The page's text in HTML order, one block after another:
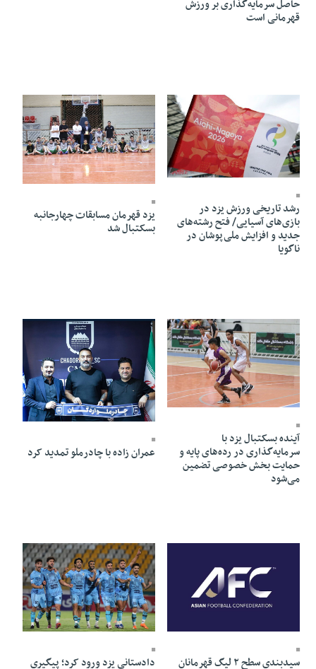
حاصل سرمایه‌گذاری بر ورزش
قهرمانی است
03 Mordad 1405 - 11:55
رشد تاریخی ورزش یزد در
بازی‌های آسیایی/ فتح رشته‌های
جدید و افزایش ملی‌پوشان در
ناگویا
02 Mordad 1405 - 20:53
یزد قهرمان مسابقات چهارجانبه
بسکتبال شد
02 Mordad 1405 - 20:51
آینده بسکتبال یزد با
سرمایه‌گذاری در رده‌های پایه و
حمایت بخش خصوصی تضمین
می‌شود
01 Mordad 1405 - 20:10
عمران زاده با چادرملو تمدید کرد
سیدبندی سطح ۲ لیگ قهرمانان
31 Tir 1405 - 22:57
دادستانی یزد ورود کرد؛ پیگیری